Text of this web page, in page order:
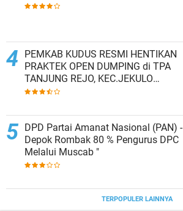
PEMKAB KUDUS RESMI HENTIKAN
PRAKTEK OPEN DUMPING di TPA
TANJUNG REJO, KEC.JEKULO
KAB.KUDUS,BERLAKUKAN SISTEM
DPD Partai Amanat Nasional (PAN) -
Depok Rombak 80 % Pengurus DPC
Melalui Muscab "
TERPOPULER LAINNYA